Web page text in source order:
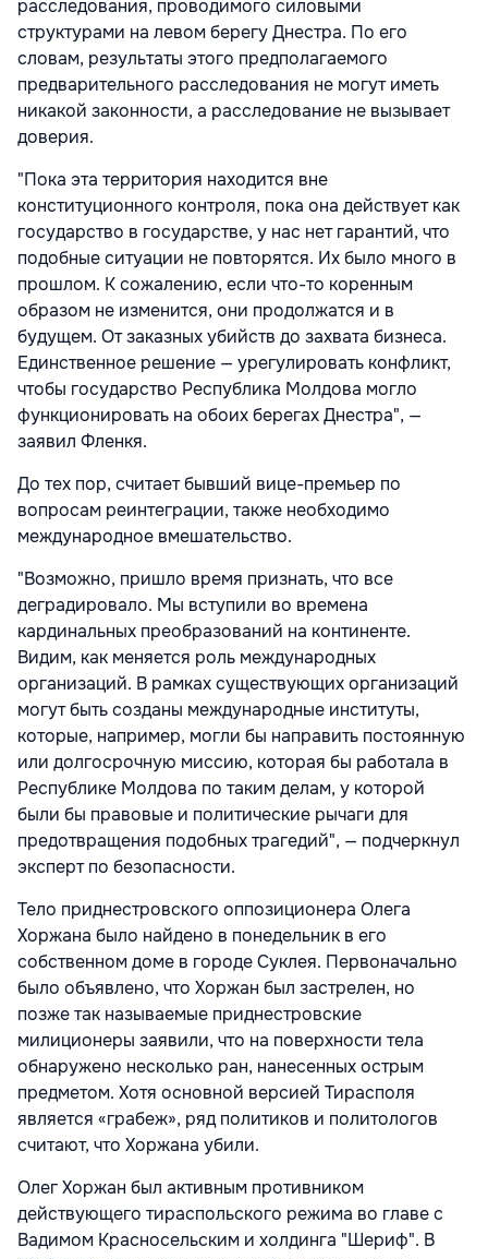
расследования, проводимого силовыми
структурами на левом берегу Днестра. По его
словам, результаты этого предполагаемого
предварительного расследования не могут иметь
никакой законности, а расследование не вызывает
доверия.
"Пока эта территория находится вне
конституционного контроля, пока она действует как
государство в государстве, у нас нет гарантий, что
подобные ситуации не повторятся. Их было много в
прошлом. К сожалению, если что-то коренным
образом не изменится, они продолжатся и в
будущем. От заказных убийств до захвата бизнеса.
Единственное решение — урегулировать конфликт,
чтобы государство Республика Молдова могло
функционировать на обоих берегах Днестра", —
заявил Фленкя.
До тех пор, считает бывший вице-премьер по
вопросам реинтеграции, также необходимо
международное вмешательство.
"Возможно, пришло время признать, что все
деградировало. Мы вступили во времена
кардинальных преобразований на континенте.
Видим, как меняется роль международных
организаций. В рамках существующих организаций
могут быть созданы международные институты,
которые, например, могли бы направить постоянную
или долгосрочную миссию, которая бы работала в
Республике Молдова по таким делам, у которой
были бы правовые и политические рычаги для
предотвращения подобных трагедий", — подчеркнул
эксперт по безопасности.
Тело приднестровского оппозиционера Олега
Хоржана было найдено в понедельник в его
собственном доме в городе Суклея. Первоначально
было объявлено, что Хоржан был застрелен, но
позже так называемые приднестровские
милиционеры заявили, что на поверхности тела
обнаружено несколько ран, нанесенных острым
предметом. Хотя основной версией Тирасполя
является «грабеж», ряд политиков и политологов
считают, что Хоржана убили.
Олег Хоржан был активным противником
действующего тираспольского режима во главе с
Вадимом Красносельским и холдинга "Шериф". В